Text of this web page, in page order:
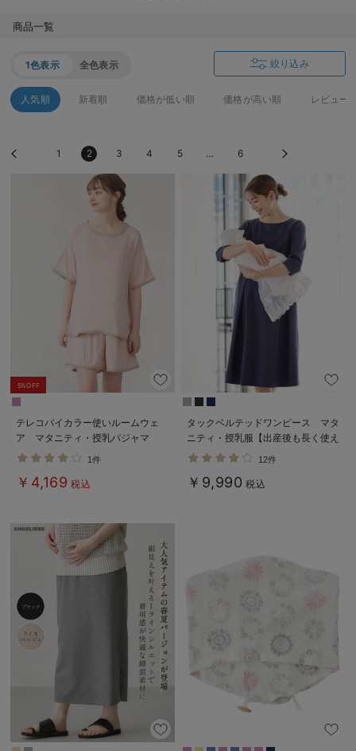
マタニティ トップス
マタニティ アウター（コート）・ママコート
マタニティ 授乳 キャミソール
産褥ショーツ
骨盤・マタニティベルト （妊娠中・産後）
マタニティ 腹巻き
マタニティ フォーマル パンツ・ボトムス
【アウトレット】パジャマ
【アウトレット】インナー
【アウトレット】ベビー
コットン素材
冷房対策
接触冷感素材
ブラトップ
快適機能ウェア特集 トップス
快適機能ウェア特集 ボトムス
快適機能ウェア特集 パジャマ
erbaviva（エルバビーバ）
安心の日本製。先輩ママが買ってよかった！本当に必要な出産準備品
ハレの日に着るANGELIEBEのセレモニー
買って正解！高評価レビューアイテム
親子コーデ｜ママとベビーにおすすめ！
Gift Selection 出産祝い
保育園・入園準備特集
ファルスカ
入院準備の持ち物チェック
パジャマ
ベビー
ツィード派
セット
ワーク・オフィス
あったかアイテム｜
女の子におススメの
もらって嬉しいギフト
かわいくておもしろ
何枚あっても嬉しい
長く使えるアイテム
お部屋映えアイテム
レギンス・タイツ
裏起毛素材
商品一覧
1色表示 全色表示 絞り込み
人気順 新着順 価格が低い順 価格が高い順 レビュー
1 2 3 4 5 … 6
5%OFF
テレコバイカラー使いルームウェ
ア マタニティ・授乳パジャマ
【出産後も長く使える】
1件
￥4,169 税込
タックベルテッドワンピース マタ
ニティ・授乳服【出産後も長く使え
る】
12件
￥9,990 税込